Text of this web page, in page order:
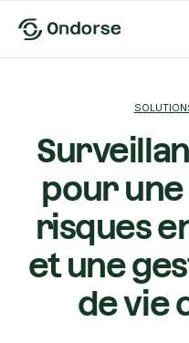
pour
risques
et une
de vie